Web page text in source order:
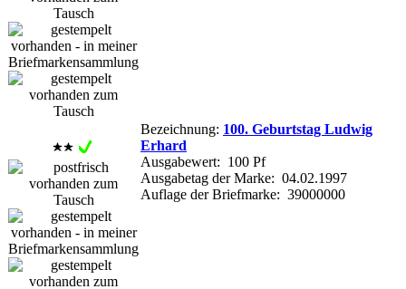
Bezeichnung: 100. Geburtstag Ludwig
Erhard
Ausgabewert: 100 Pf
Ausgabetag der Marke: 04.02.1997
Auflage der Briefmarke: 39000000